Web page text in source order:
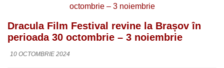
Dracula Film Festival revine la Brașov în
perioada 30 octombrie – 3 noiembrie
10 OCTOMBRIE 2024